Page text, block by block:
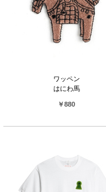
ワッペン
はにわ馬
￥880